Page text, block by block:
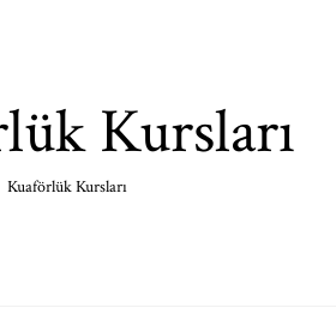
Kursları
Kuaförlük Kursları